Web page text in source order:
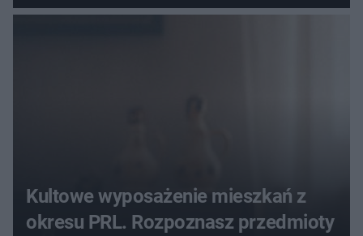
Kultowe wyposażenie mieszkań z
okresu PRL. Rozpoznasz przedmioty